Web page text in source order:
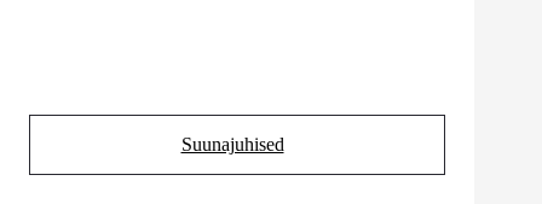
Suunajuhised
(Opens in new tab)